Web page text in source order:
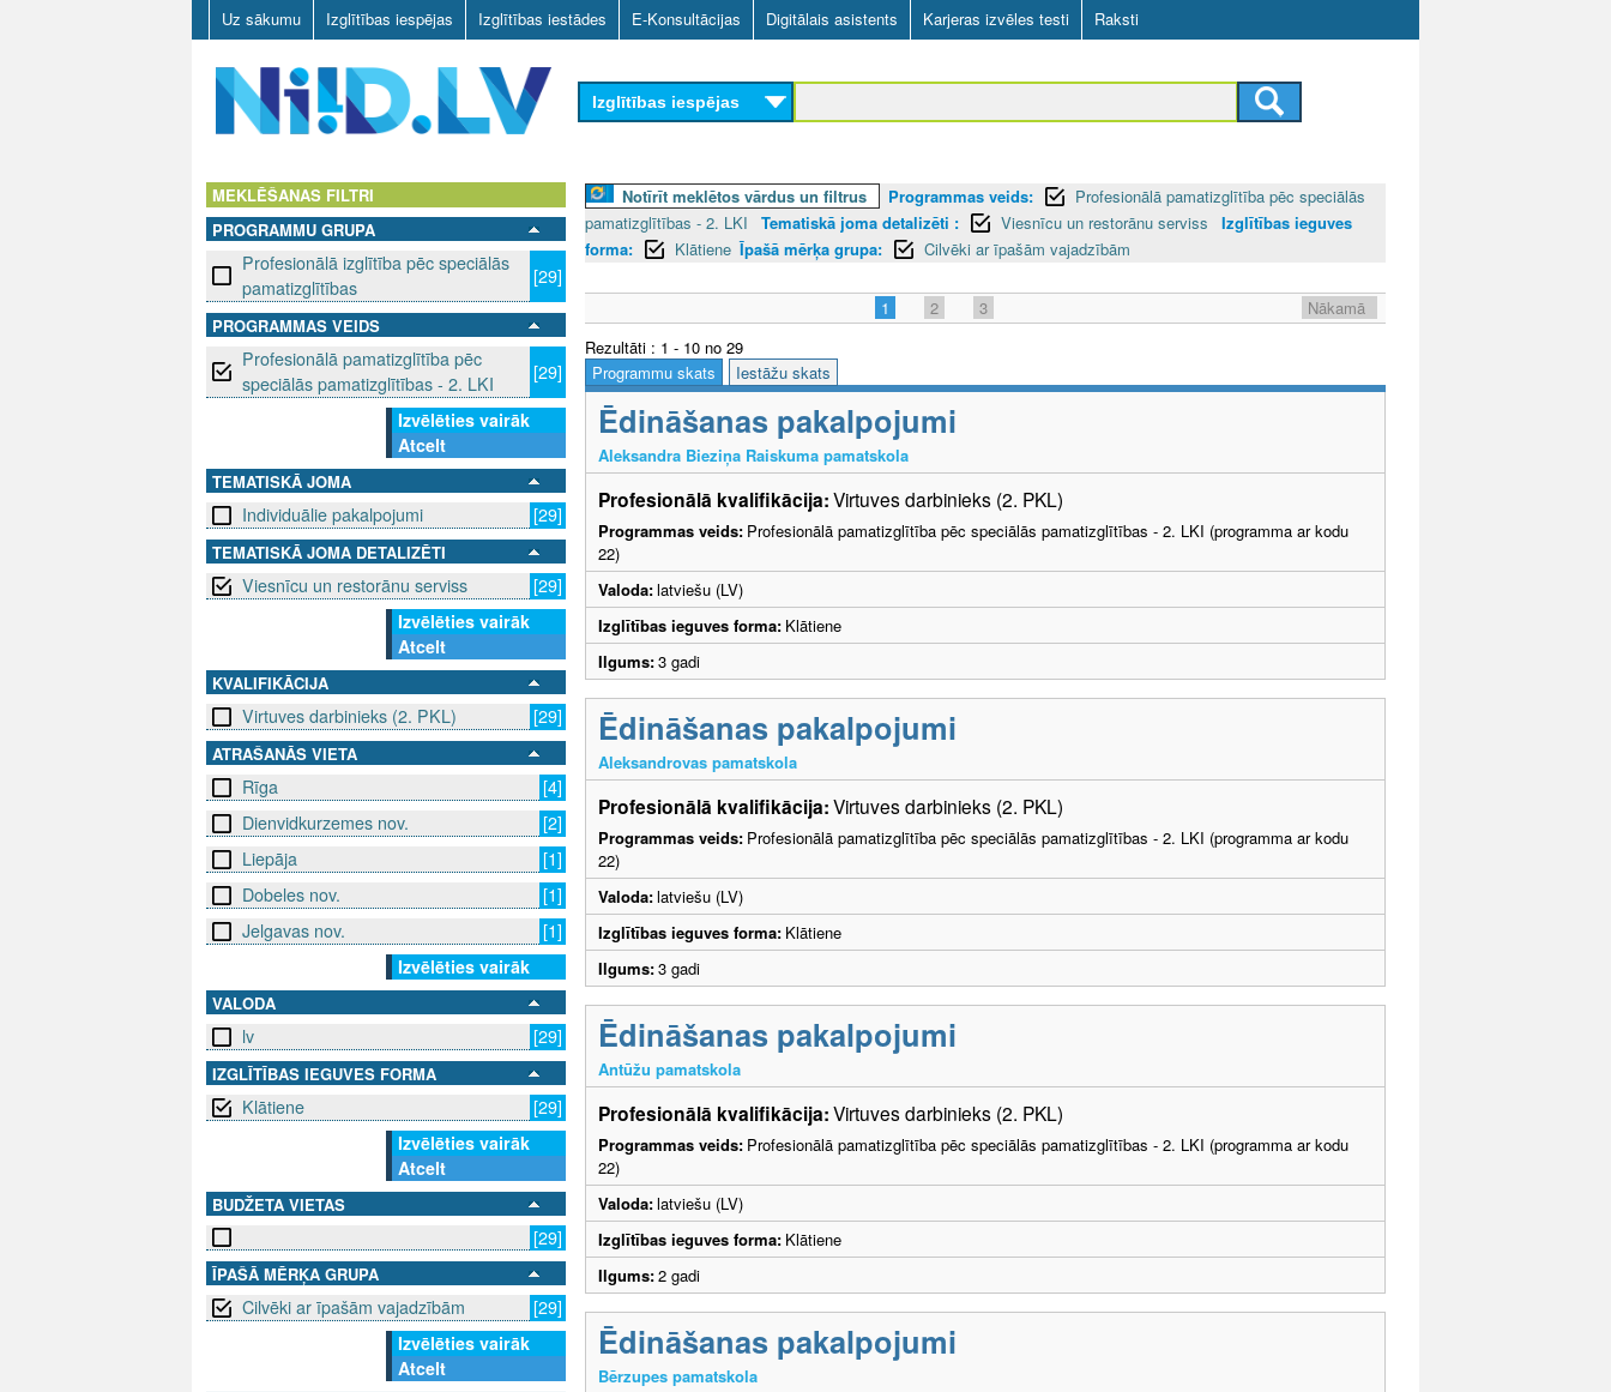
Skip
to
main
content
Uz sākumu Izglītības iespējas Izglītības iestādes E-Konsultācijas Digitālais asistents Karjeras izvēles testi Raksti
D
L
Izglītības iespējas
MEKLĒŠANAS FILTRI
PROGRAMMU GRUPA
Profesionālā izglītība pēc speciālās
pamatizglītības
[29]
PROGRAMMAS VEIDS
Profesionālā pamatizglītība pēc
speciālās pamatizglītības - 2. LKI
[29]
Izvēlēties vairāk
Atcelt
TEMATISKĀ JOMA
Individuālie pakalpojumi [29]
TEMATISKĀ JOMA DETALIZĒTI
Viesnīcu un restorānu serviss
[29]
Izvēlēties vairāk
Atcelt
KVALIFIKĀCIJA
Virtuves darbinieks (2. PKL) [29]
ATRAŠANĀS VIETA
Rīga
[4]
Dienvidkurzemes nov.
[2]
Liepāja
[1]
Dobeles nov.
[1]
Jelgavas nov.
[1]
Izvēlēties vairāk
VALODA
lv [29]
IZGLĪTĪBAS IEGUVES FORMA
Klātiene
[29]
Izvēlēties vairāk
Atcelt
BUDŽETA VIETAS
[29]
ĪPAŠĀ MĒRĶA GRUPA
Cilvēki ar īpašām vajadzībām
[29]
Izvēlēties vairāk
Atcelt
Notīrīt meklētos vārdus un filtrus Programmas veids:
Profesionālā pamatizglītība pēc speciālās
pamatizglītības - 2. LKI
Tematiskā joma detalizēti : Viesnīcu un restorānu serviss
Izglītības ieguves
forma:
Klātiene Īpašā mērķa grupa: Cilvēki ar īpašām vajadzībām
1 2 3
Nākamā
Rezultāti : 1 - 10 no 29
Programmu skats
Iestāžu skats
Ēdināšanas pakalpojumi
Aleksandra Bieziņa Raiskuma pamatskola
Profesionālā kvalifikācija:Virtuves darbinieks (2. PKL)
Programmas veids: Profesionālā pamatizglītība pēc speciālās pamatizglītības - 2. LKI (programma ar kodu
22)
Valoda:latviešu (LV)
Izglītības ieguves forma: Klātiene
Ilgums:3 gadi
Ēdināšanas pakalpojumi
Aleksandrovas pamatskola
Profesionālā kvalifikācija:Virtuves darbinieks (2. PKL)
Programmas veids: Profesionālā pamatizglītība pēc speciālās pamatizglītības - 2. LKI (programma ar kodu
22)
Valoda:latviešu (LV)
Izglītības ieguves forma: Klātiene
Ilgums:3 gadi
Ēdināšanas pakalpojumi
Antūžu pamatskola
Profesionālā kvalifikācija:Virtuves darbinieks (2. PKL)
Programmas veids: Profesionālā pamatizglītība pēc speciālās pamatizglītības - 2. LKI (programma ar kodu
22)
Valoda:latviešu (LV)
Izglītības ieguves forma: Klātiene
Ilgums:2 gadi
Ēdināšanas pakalpojumi
Bērzupes pamatskola